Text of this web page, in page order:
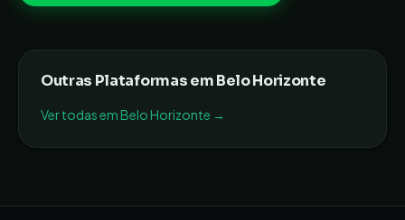
Outras Plataformas emBelo Horizonte
Ver todas emBelo Horizonte →